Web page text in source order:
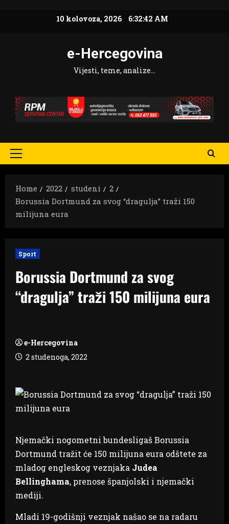
10 kolovoza, 2026 6:32:43 AM
e-Hercegovina
Vijesti, teme, analize…
Primary
Home
2022 studeni
2
Borussia Dortmund za svog “dragulja” traži 150
milijuna eura
Sport
Borussia Dortmund za svog
“dragulja” traži 150 milijuna eura
e-Hercegovina
2 studenoga, 2022
Njemački nogometni bundesligaš Borussia
Dortmund tražit će 150 milijuna eura odštete za
mladog engleskog veznjaka Judea
Bellinghama, prenose španjolski i njemački
mediji.
Mladi 19-godišnji veznjak našao se na radaru